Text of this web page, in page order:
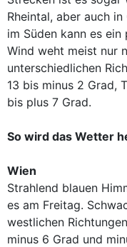
Rheintal, aber auch
im Süden kann es
Wind weht meist nur
unterschiedlichen
13 bis minus 2 Grad,
bis plus 7 Grad.
So wird das Wetter
Wien
Strahlend blauen
es am Freitag.
westlichen
minus 6 Grad und